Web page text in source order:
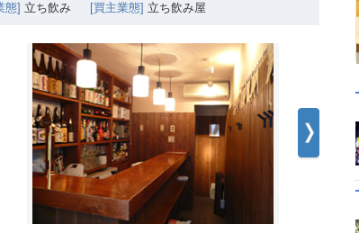
態] 立ち飲み [買主業態] 立ち飲み屋